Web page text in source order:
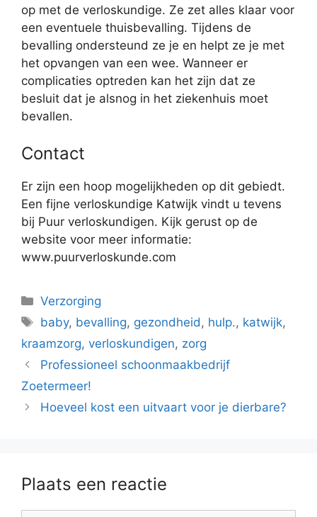
op met de verloskundige. Ze zet alles klaar voor
een eventuele thuisbevalling. Tijdens de
bevalling ondersteund ze je en helpt ze je met
het opvangen van een wee. Wanneer er
complicaties optreden kan het zijn dat ze
besluit dat je alsnog in het ziekenhuis moet
bevallen.
Contact
Er zijn een hoop mogelijkheden op dit gebiedt.
Een fijne verloskundige Katwijk vindt u tevens
bij Puur verloskundigen. Kijk gerust op de
website voor meer informatie:
www.puurverloskunde.com
Categorieën
Verzorging
Tags
baby, bevalling, gezondheid , hulp., katwijk,
kraamzorg, verloskundigen, zorg
Professioneel schoonmaakbedrijf
Zoetermeer!
Hoeveel kost een uitvaart voor je dierbare?
Plaats een reactie